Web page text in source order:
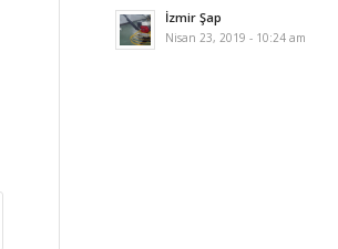
İzmir Şap
Nisan 23, 2019 - 10:24 am